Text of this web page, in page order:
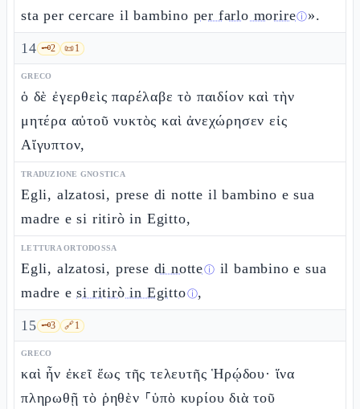
sta per cercare il bambino per farlo morireⓘ».
14 🗝️2 📜1
GRECO
ὁ δὲ ἐγερθεὶς παρέλαβε τὸ παιδίον καὶ τὴν
μητέρα αὐτοῦ νυκτὸς καὶ ἀνεχώρησεν εἰς
Αἴγυπτον,
TRADUZIONE GNOSTICA
Egli, alzatosi, prese di notte il bambino e sua
madre e si ritirò in Egitto,
LETTURA ORTODOSSA
Egli, alzatosi, prese di notteⓘ il bambino e sua
madre esi ritirò in Egittoⓘ,
15 🗝️3 🔗1
GRECO
καὶ ἦν ἐκεῖ ἕως τῆς τελευτῆς Ἡρῴδου· ἵνα
πληρωθῇ τὸ ῥηθὲν ⸀ὑπὸ κυρίου διὰ τοῦ